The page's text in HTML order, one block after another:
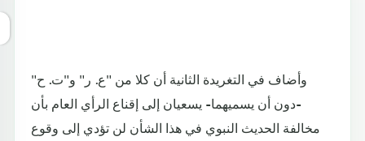
وأضاف في التغريدة الثانية أن كلا من "ع. ر" و"ت. ح"
-دون أن يسميهما- يسعيان إلى إقناع الرأي العام بأن
مخالفة الحديث النبوي في هذا الشأن لن تؤدي إلى وقوع